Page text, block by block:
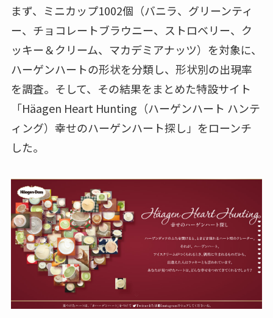
まず、ミニカップ1002個（バニラ、グリーンティ
ー、チョコレートブラウニー、ストロベリー、ク
ッキー＆クリーム、マカデミアナッツ）を対象に、
ハーゲンハートの形状を分類し、形状別の出現率
を調査。そして、その結果をまとめた特設サイト
「Häagen Heart Hunting（ハーゲンハート ハンテ
ィング）幸せのハーゲンハート探し」をローンチ
した。